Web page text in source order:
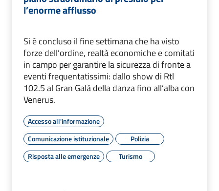
l’enorme afflusso
Si è concluso il fine settimana che ha visto
forze dell’ordine, realtà economiche e comitati
in campo per garantire la sicurezza di fronte a
eventi frequentatissimi: dallo show di Rtl
102.5 al Gran Galà della danza fino all’alba con
Venerus.
Accesso all'informazione
Comunicazione istituzionale
Polizia
Risposta alle emergenze
Turismo